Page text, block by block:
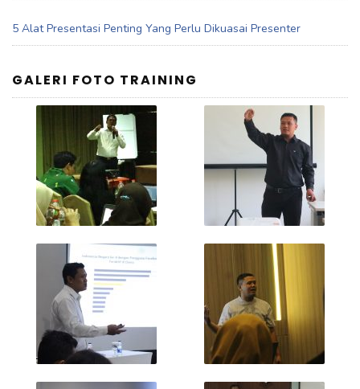
5 Alat Presentasi Penting Yang Perlu Dikuasai Presenter
GALERI FOTO TRAINING